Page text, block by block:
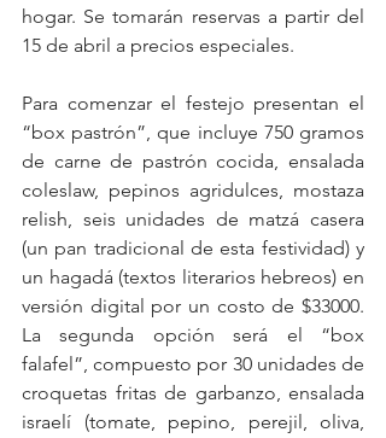
hogar. Se tomarán reservas a partir del
15 de abril a precios especiales.
Para comenzar el festejo presentan el
“box pastrón”, que incluye 750 gramos
de carne de pastrón cocida, ensalada
coleslaw, pepinos agridulces, mostaza
relish, seis unidades de matzá casera
(un pan tradicional de esta festividad) y
un hagadá (textos literarios hebreos) en
versión digital por un costo de $33000.
La segunda opción será el “box
falafel”, compuesto por 30 unidades de
croquetas fritas de garbanzo, ensalada
israelí (tomate, pepino, perejil, oliva,